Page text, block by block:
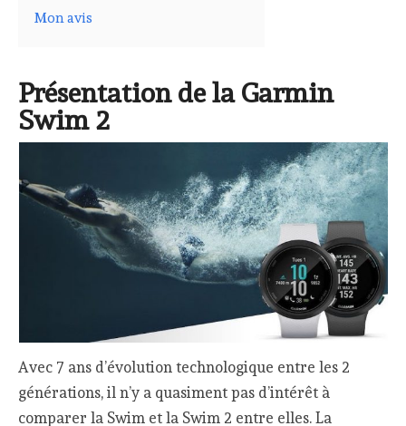
Mon avis
Présentation de la Garmin
Swim 2
Avec 7 ans d’évolution technologique entre les 2
générations, il n’y a quasiment pas d’intérêt à
comparer la Swim et la Swim 2 entre elles. La